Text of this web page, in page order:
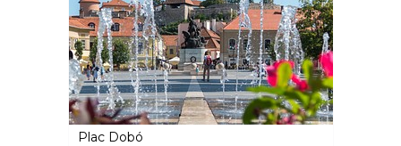
Plac Dobó